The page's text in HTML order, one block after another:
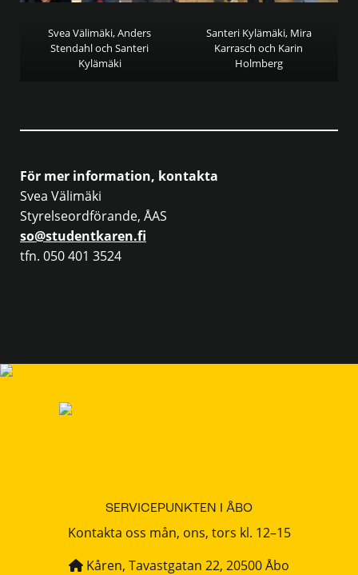
Svea Välimäki, Anders
Stendahl och Santeri
Kylämäki
Santeri Kylämäki, Mira
Karrasch och Karin
Holmberg
För mer information, kontakta
Svea Välimäki
Styrelseordförande, ÅAS
so@studentkaren.fi
tfn. 050 401 3524
SERVICEPUNKTEN I ÅBO
Kontakta oss mån, ons, tors kl. 12–15
Kåren, Tavastgatan 22, 20500 Åbo